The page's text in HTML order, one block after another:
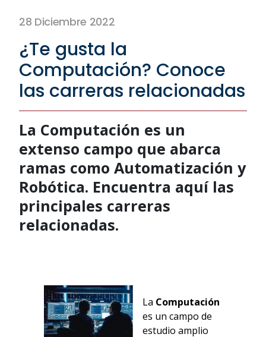
28 Diciembre 2022
¿Te gusta la
Computación? Conoce
las carreras relacionadas
La Computación es un
extenso campo que abarca
ramas como Automatización y
Robótica. Encuentra aquí las
principales carreras
relacionadas.
La Computación
es un campo de
estudio amplio